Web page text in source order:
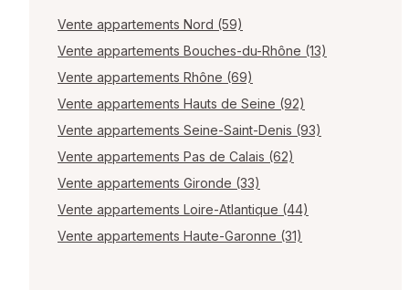
Vente appartements Nord (59)
Vente appartements Bouches-du-Rhône (13)
Vente appartements Rhône (69)
Vente appartements Hauts de Seine (92)
Vente appartements Seine-Saint-Denis (93)
Vente appartements Pas de Calais (62)
Vente appartements Gironde (33)
Vente appartements Loire-Atlantique (44)
Vente appartements Haute-Garonne (31)